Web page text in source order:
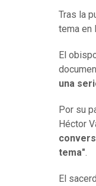
Tras la
tema en
El
una
Por su
Héctor
tema".
El